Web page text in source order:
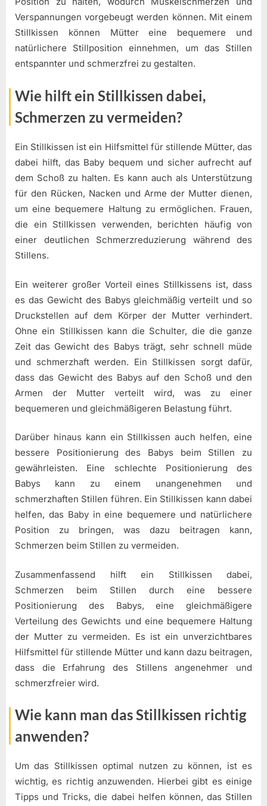
Verspannungen vorgebeugt werden können. Mit einem
Stillkissen können Mütter eine bequemere und
natürlichere Stillposition einnehmen, um das Stillen
entspannter und schmerzfrei zu gestalten.
Wie hilft ein Stillkissen dabei,
Schmerzen zu vermeiden?
Ein Stillkissen ist ein Hilfsmittel für stillende Mütter, das
dabei hilft, das Baby bequem und sicher aufrecht auf
dem Schoß zu halten. Es kann auch als Unterstützung
für den Rücken, Nacken und Arme der Mutter dienen,
um eine bequemere Haltung zu ermöglichen. Frauen,
die ein Stillkissen verwenden, berichten häufig von
einer deutlichen Schmerzreduzierung während des
Stillens.
Ein weiterer großer Vorteil eines Stillkissens ist, dass
es das Gewicht des Babys gleichmäßig verteilt und so
Druckstellen auf dem Körper der Mutter verhindert.
Ohne ein Stillkissen kann die Schulter, die die ganze
Zeit das Gewicht des Babys trägt, sehr schnell müde
und schmerzhaft werden. Ein Stillkissen sorgt dafür,
dass das Gewicht des Babys auf den Schoß und den
Armen der Mutter verteilt wird, was zu einer
bequemeren und gleichmäßigeren Belastung führt.
Darüber hinaus kann ein Stillkissen auch helfen, eine
bessere Positionierung des Babys beim Stillen zu
gewährleisten. Eine schlechte Positionierung des
Babys kann zu einem unangenehmen und
schmerzhaften Stillen führen. Ein Stillkissen kann dabei
helfen, das Baby in eine bequemere und natürlichere
Position zu bringen, was dazu beitragen kann,
Schmerzen beim Stillen zu vermeiden.
Zusammenfassend hilft ein Stillkissen dabei,
Schmerzen beim Stillen durch eine bessere
Positionierung des Babys, eine gleichmäßigere
Verteilung des Gewichts und eine bequemere Haltung
der Mutter zu vermeiden. Es ist ein unverzichtbares
Hilfsmittel für stillende Mütter und kann dazu beitragen,
dass die Erfahrung des Stillens angenehmer und
schmerzfreier wird.
Wie kann man das Stillkissen richtig
anwenden?
Um das Stillkissen optimal nutzen zu können, ist es
wichtig, es richtig anzuwenden. Hierbei gibt es einige
Tipps und Tricks, die dabei helfen können, das Stillen